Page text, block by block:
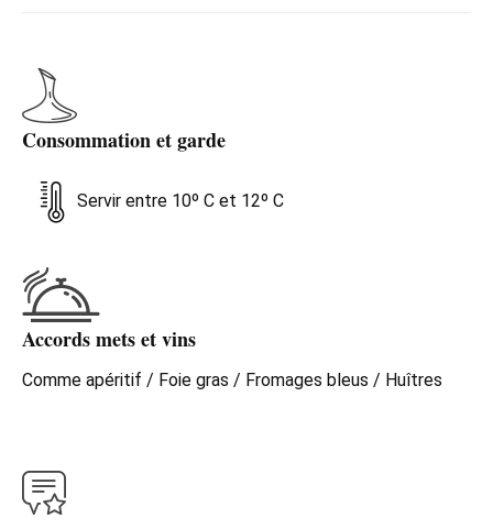
Consommation et garde
Servir entre 10º C et 12º C
Accords mets et vins
Comme apéritif / Foie gras / Fromages bleus / Huîtres